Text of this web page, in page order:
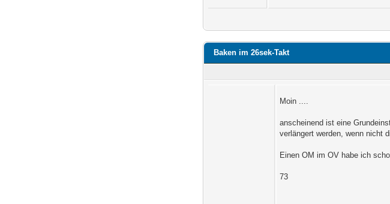
Baken im 26sek-Takt
Moin ....
anscheinend ist eine
verlängert werden, wenn nicht
Einen OM im OV habe ich
73